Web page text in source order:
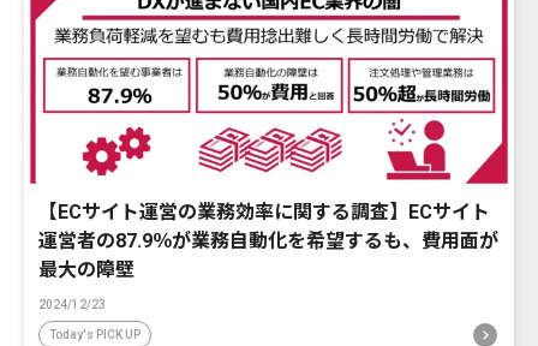
【ECサイト運営の業務効率に関する調査】ECサイト
運営者の87.9％が業務自動化を希望するも、費用面が
最大の障壁
2024/12/23
Today's PICK UP